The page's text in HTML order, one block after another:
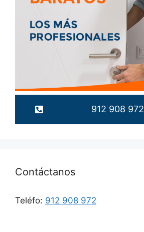
912 908 972
Contáctanos
Teléfo: 912 908 972